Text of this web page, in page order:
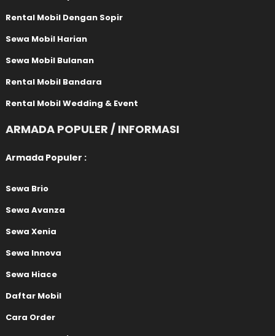
Rental Mobil Dengan Sopir
Sewa Mobil Harian
Sewa Mobil Bulanan
Rental Mobil Bandara
Rental Mobil Wedding & Event
ARMADA POPULER / INFORMASI
Armada Populer :
Sewa Brio
Sewa Avanza
Sewa Xenia
Sewa Innova
Sewa Hiace
Daftar Mobil
Cara Order